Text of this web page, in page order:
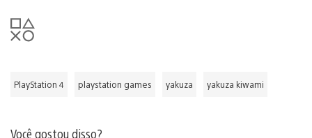
PlayStation 4 playstation games yakuza yakuza kiwami
Você gostou disso?